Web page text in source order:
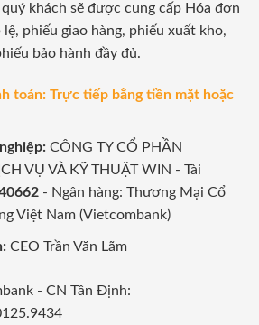
khách sẽ được cung cấp Hóa đơn
phiếu giao hàng, phiếu xuất kho,
bảo hành đầy đủ.
toán: Trực tiếp bằng tiền mặt hoặc
CÔNG TY CỔ PHẦN
VỤ VÀ KỸ THUẬT WIN - Tài
- Ngân hàng: Thương Mại Cổ
Việt Nam (Vietcombank)
CEO Trần Văn Lãm
- CN Tân Định: